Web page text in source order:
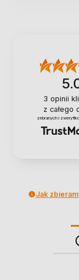
3 opinii
z całego
zebranych i
Jak